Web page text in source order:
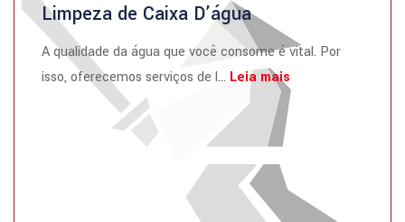
Limpeza de Caixa D’água
A qualidade da água que você consome é vital. Por
isso, oferecemos serviços de l... Leia mais